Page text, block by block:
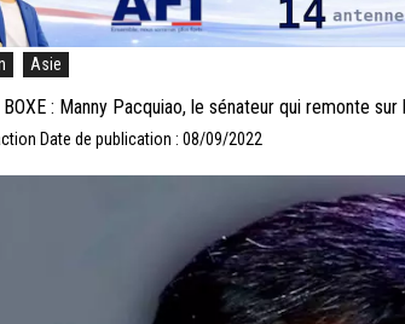
Asie
: Manny Pacquiao, le sénateur qui remonte sur
Date de publication : 08/09/2022